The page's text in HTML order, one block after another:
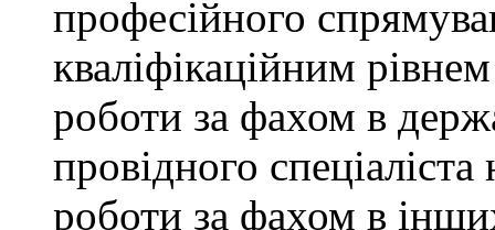
професійного
кваліфікаційним
роботи за фахом в
провідного
роботи за фахом в